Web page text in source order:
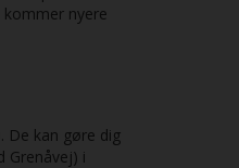
nyere
De kan gøre dig
Grenåvej) i